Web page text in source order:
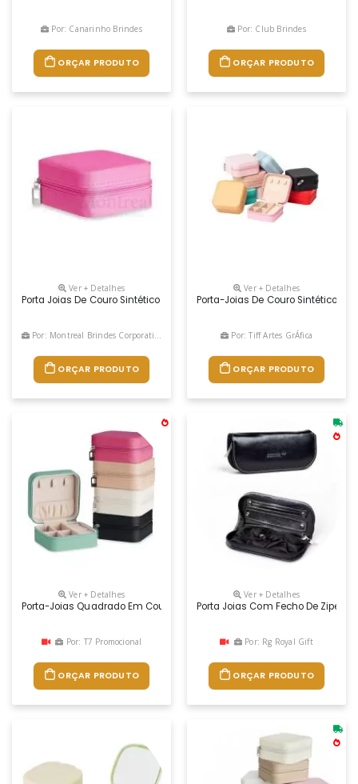
Por: Canarinho Brindes
ORÇAR PRODUTO
Por: Club Brindes
ORÇAR PRODUTO
Ver + Detalhes
Porta Joias De Couro Sintético Com Revestimento Aveludado. Possui
Por: Montreal Brindes Corporativos
ORÇAR PRODUTO
Ver + Detalhes
Porta-Joias De Couro Sintético
Por: Tiff Artes GrÁfica
ORÇAR PRODUTO
Ver + Detalhes
Porta-Joias Quadrado Em Couro Sintético Com Revestimento Interno
Por: T7 Promocional
ORÇAR PRODUTO
Ver + Detalhes
Porta Joias Com Fecho De Ziper.
Por: Rg Royal Gift
ORÇAR PRODUTO